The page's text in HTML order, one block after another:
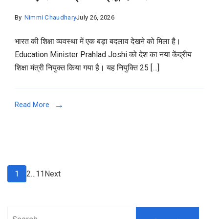
By Nimmi ChaudharyJuly 26, 2026
भारत की शिक्षा व्यवस्था में एक बड़ा बदलाव देखने को मिला है।
Education Minister Prahlad Joshi को देश का नया केंद्रीय
शिक्षा मंत्री नियुक्त किया गया है। यह नियुक्ति 25 […]
Read More
Posts
pagination
Page
1 Page
2…Page
11Next
Search